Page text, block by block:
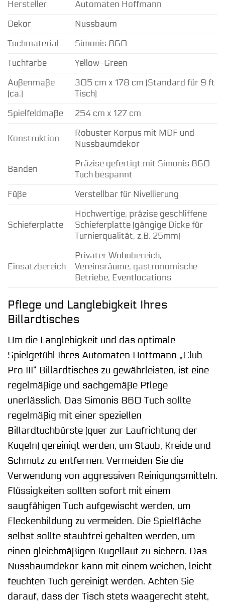
Hersteller
Automaten Hoffmann
Dekor
Nussbaum
Tuchmaterial
Simonis 860
Tuchfarbe
Yellow-Green
Außenmaße
(ca.)
305 cm x 178 cm (Standard für 9 ft
Tisch)
Spielfeldmaße
254 cm x 127 cm
Konstruktion
Robuster Korpus mit MDF und
Nussbaumdekor
Banden
Präzise gefertigt mit Simonis 860
Tuch bespannt
Füße
Verstellbar für Nivellierung
Schieferplatte
Hochwertige, präzise geschliffene
Schieferplatte (gängige Dicke für
Turnierqualität, z.B. 25mm)
Einsatzbereich
Privater Wohnbereich,
Vereinsräume, gastronomische
Betriebe, Eventlocations
Pflege und Langlebigkeit Ihres
Billardtisches
Um die Langlebigkeit und das optimale
Spielgefühl Ihres Automaten Hoffmann „Club
Pro III“ Billardtisches zu gewährleisten, ist eine
regelmäßige und sachgemäße Pflege
unerlässlich. Das Simonis 860 Tuch sollte
regelmäßig mit einer speziellen
Billardtuchbürste (quer zur Laufrichtung der
Kugeln) gereinigt werden, um Staub, Kreide und
Schmutz zu entfernen. Vermeiden Sie die
Verwendung von aggressiven Reinigungsmitteln.
Flüssigkeiten sollten sofort mit einem
saugfähigen Tuch aufgewischt werden, um
Fleckenbildung zu vermeiden. Die Spielfläche
selbst sollte staubfrei gehalten werden, um
einen gleichmäßigen Kugellauf zu sichern. Das
Nussbaumdekor kann mit einem weichen, leicht
feuchten Tuch gereinigt werden. Achten Sie
darauf, dass der Tisch stets waagerecht steht,